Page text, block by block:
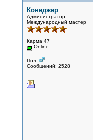
Конеджер
Администратор
Международный мастер
Карма 47
Online
Пол:
Сообщений: 2528